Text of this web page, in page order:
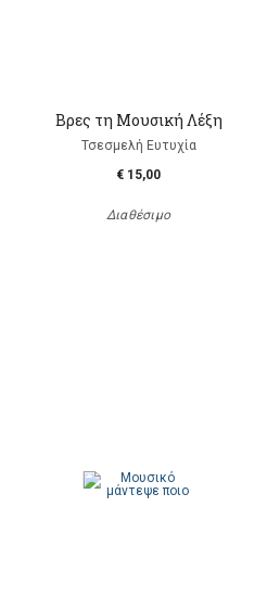
Βρες τη Μουσική Λέξη
Τσεσμελή Ευτυχία
€ 15,00
Διαθέσιμο